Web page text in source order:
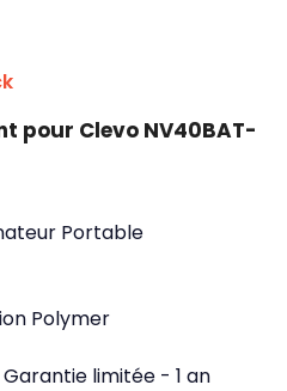
pour Clevo NV40BAT-
Portable
Polymer
Garantie limitée - 1 an